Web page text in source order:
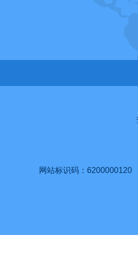
网站标识码：6200000120